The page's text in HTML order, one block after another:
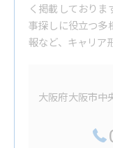
く掲載しており
事探しに役立つ多
報など、キャリア
大阪府大阪市中